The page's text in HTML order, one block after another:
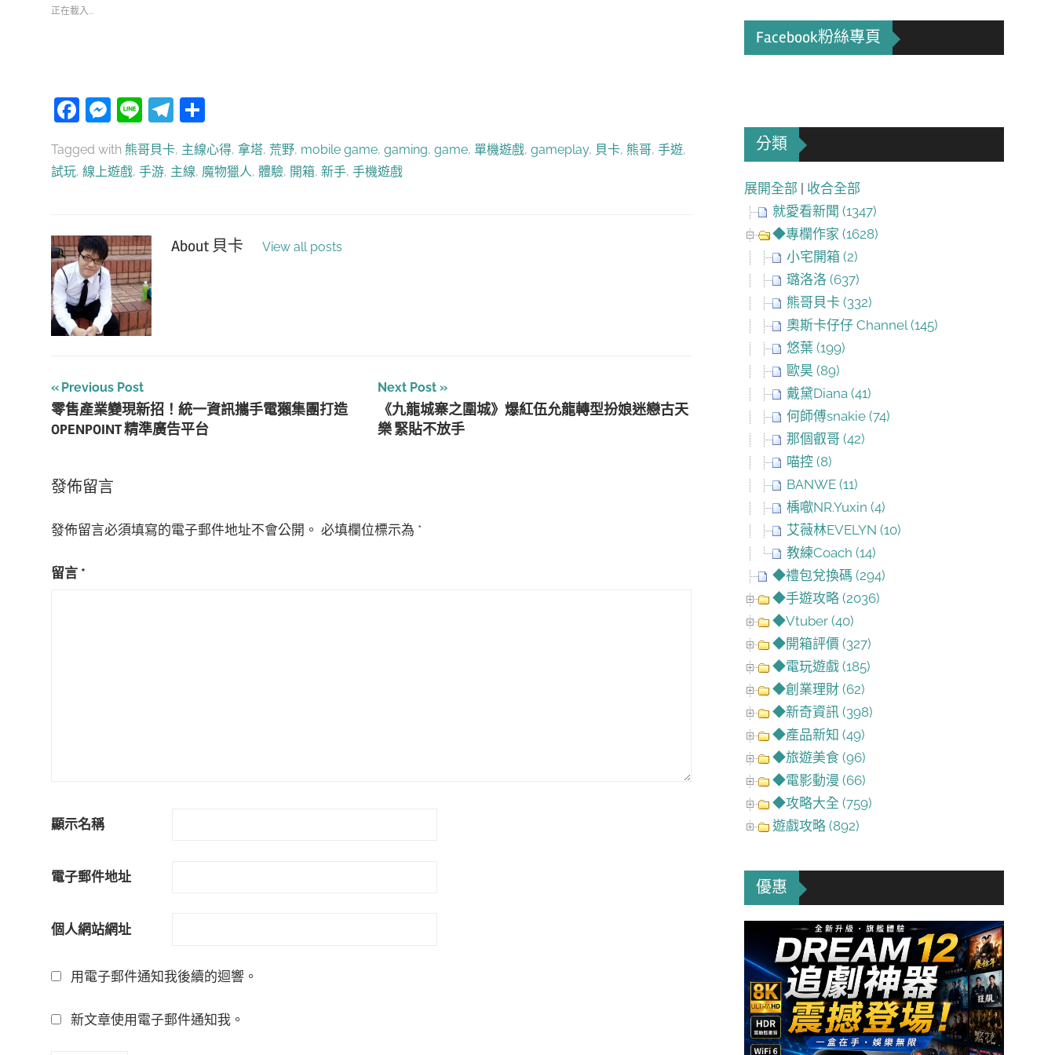
正在載入...
Facebook
Messenger
LineTelegram
分
Tagged with 熊哥貝卡, 主線心得, 拿塔, 荒野, mobile game, gaming, game, 單機遊戲, gameplay, 貝卡, 熊哥, 手遊,
試玩, 線上遊戲, 手游, 主線, 魔物獵人, 體驗, 開箱, 新手, 手機遊戲
About 貝卡 View all posts
文
章
覽
Previous Post
零售產業變現新招！統一資訊攜手電獺集團打造
OPENPOINT 精準廣告平台
Next Post
《九龍城寨之圍城》爆紅伍允龍轉型扮娘迷戀古天
樂 緊貼不放手
發佈留言
發佈留言必須填寫的電子郵件地址不會公開。 必填欄位標示為 *
留言 *
顯示名稱
電子郵件地址
個人網站網址
用電子郵件通知我後續的迴響。
新文章使用電子郵件通知我。
Facebook粉絲專頁
分類
展開全部 | 收合全部
就愛看新聞 (1347)
◆專欄作家 (1628)
小宅開箱 (2)
璐洛洛 (637)
熊哥貝卡 (332)
奧斯卡仔仔 Channel (145)
悠葉 (199)
歐昊 (89)
戴黛Diana (41)
何師傅snakie (74)
那個叡哥 (42)
喵控 (8)
BANWE (11)
楀噷NR.Yuxin (4)
艾薇林EVELYN (10)
教練Coach (14)
◆禮包兌換碼 (294)
◆手遊攻略 (2036)
◆Vtuber (40)
◆開箱評價 (327)
◆電玩遊戲 (185)
◆創業理財 (62)
◆新奇資訊 (398)
◆產品新知 (49)
◆旅遊美食 (96)
◆電影動漫 (66)
◆攻略大全 (759)
遊戲攻略 (892)
優惠